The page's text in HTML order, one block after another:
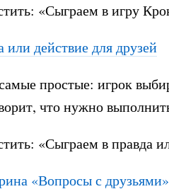
«Сыграем в игру
или действие для друзей
простые: игрок
что нужно
«Сыграем в правда
«Вопросы с друзьями»